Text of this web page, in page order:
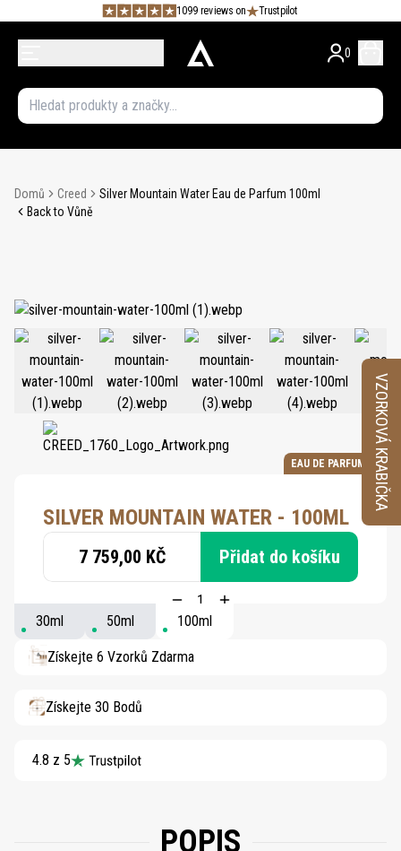
1099 reviews on Trustpilot
0
Domů Creed
Silver Mountain Water Eau de Parfum 100ml
Back to Vůně
EAU DE PARFUM
SILVER MOUNTAIN WATER - 100ML
7 759,00 KČ Přidat do košíku
30ml 50ml 100ml
Získejte 6 Vzorků Zdarma
Získejte 30 Bodů
4.8 z 5
POPIS
VZORKOVÁ KRABIČKA